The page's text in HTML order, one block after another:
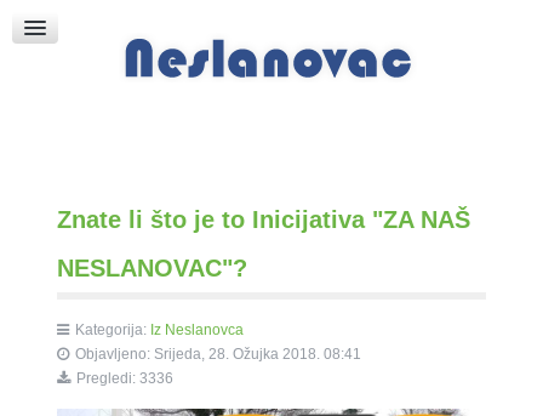
Crkva sv. Marka
Put k Bogu
Znate li što je to Inicijativa "ZA NAŠ
NESLANOVAC"?
Kategorija: Iz Neslanovca
Objavljeno: Srijeda, 28. Ožujka 2018. 08:41
Pregledi: 3336